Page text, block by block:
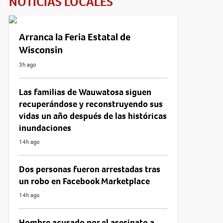
Arranca la Feria Estatal de
Wisconsin
3h ago
Las familias de Wauwatosa siguen
recuperándose y reconstruyendo sus
vidas un año después de las históricas
inundaciones
14h ago
Dos personas fueron arrestadas tras
un robo en Facebook Marketplace
14h ago